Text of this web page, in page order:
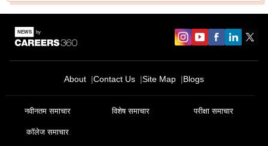
About Contact Us Site Map Blogs
नवीनतम समाचार विशेष समाचार परीक्षा समाचार
कॉलेज समाचार